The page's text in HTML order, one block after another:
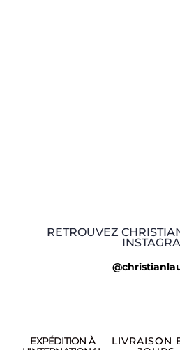
RETROUVEZ
EXPÉDITION À
LIVRAISON